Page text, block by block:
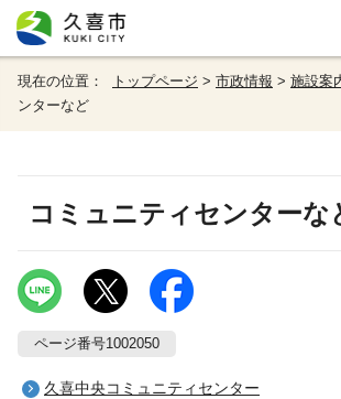
現在の位置： トップページ > 市政情報 > 施設案
ンターなど
コミュニティセンターな
ページ番号1002050
久喜中央コミュニティセンター